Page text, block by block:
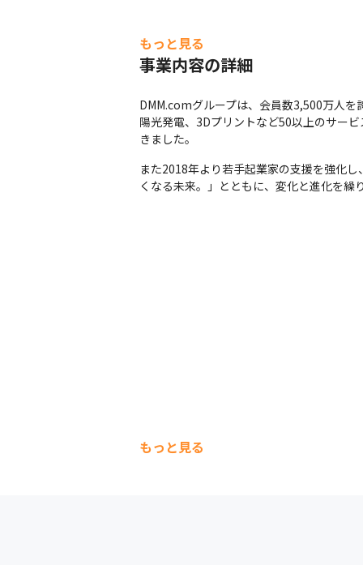
もっと見る
事業内容の詳細
DMM.comグループは、会員数3,500万人
陽光発電、3Dプリントなど50以上のサー
きました。
また2018年より若手起業家の支援を強化
くなる未来。」とともに、変化と進化を繰
もっと見る